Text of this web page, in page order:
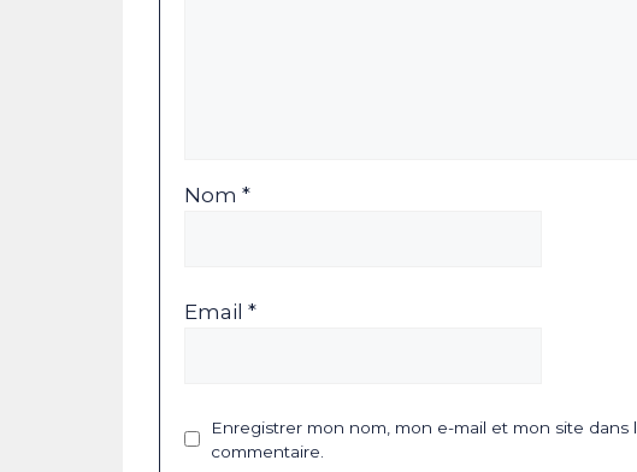
Nom *
Email *
Enregistrer mon nom, mon e-mail et mon site
commentaire.